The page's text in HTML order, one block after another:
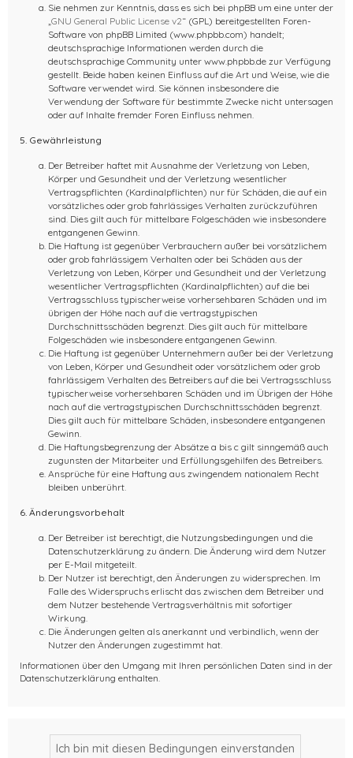
Sie nehmen zur Kenntnis, dass es sich bei phpBB um eine unter der
GNU General Public License v2“ (GPL) bereitgestellten Foren-
Software von phpBB Limited (www.phpbb.com) handelt;
deutschsprachige Informationen werden durch die
deutschsprachige Community unter www.phpbb.de zur Verfügung
gestellt. Beide haben keinen Einfluss auf die Art und Weise, wie die
Software verwendet wird. Sie können insbesondere die
Verwendung der Software für bestimmte Zwecke nicht untersagen
oder auf Inhalte fremder Foren Einfluss nehmen.
5. Gewährleistung
Der Betreiber haftet mit Ausnahme der Verletzung von Leben,
Körper und Gesundheit und der Verletzung wesentlicher
Vertragspflichten (Kardinalpflichten) nur für Schäden, die auf ein
vorsätzliches oder grob fahrlässiges Verhalten zurückzuführen
sind. Dies gilt auch für mittelbare Folgeschäden wie insbesondere
entgangenen Gewinn.
Die Haftung ist gegenüber Verbrauchern außer bei vorsätzlichem
oder grob fahrlässigem Verhalten oder bei Schäden aus der
Verletzung von Leben, Körper und Gesundheit und der Verletzung
wesentlicher Vertragspflichten (Kardinalpflichten) auf die bei
Vertragsschluss typischerweise vorhersehbaren Schäden und im
übrigen der Höhe nach auf die vertragstypischen
Durchschnittsschäden begrenzt. Dies gilt auch für mittelbare
Folgeschäden wie insbesondere entgangenen Gewinn.
Die Haftung ist gegenüber Unternehmern außer bei der Verletzung
von Leben, Körper und Gesundheit oder vorsätzlichem oder grob
fahrlässigem Verhalten des Betreibers auf die bei Vertragsschluss
typischerweise vorhersehbaren Schäden und im Übrigen der Höhe
nach auf die vertragstypischen Durchschnittsschäden begrenzt.
Dies gilt auch für mittelbare Schäden, insbesondere entgangenen
Gewinn.
Die Haftungsbegrenzung der Absätze a bis c gilt sinngemäß auch
zugunsten der Mitarbeiter und Erfüllungsgehilfen des Betreibers.
Ansprüche für eine Haftung aus zwingendem nationalem Recht
bleiben unberührt.
6. Änderungsvorbehalt
Der Betreiber ist berechtigt, die Nutzungsbedingungen und die
Datenschutzerklärung zu ändern. Die Änderung wird dem Nutzer
per E-Mail mitgeteilt.
Der Nutzer ist berechtigt, den Änderungen zu widersprechen. Im
Falle des Widerspruchs erlischt das zwischen dem Betreiber und
dem Nutzer bestehende Vertragsverhältnis mit sofortiger
Wirkung.
Die Änderungen gelten als anerkannt und verbindlich, wenn der
Nutzer den Änderungen zugestimmt hat.
Informationen über den Umgang mit Ihren persönlichen Daten sind in der
Datenschutzerklärung enthalten.